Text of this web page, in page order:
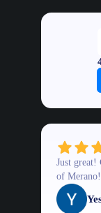
Just
of